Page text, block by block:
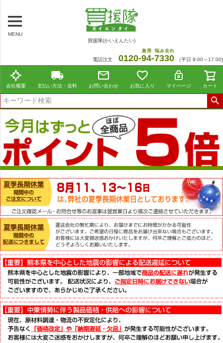
MENU
買援隊(かいえんたい)
電話注文 0120-94
急用
-7330
悩み去れ
（平日 9:00～17:00)
会社概要 支払い方法・送料 お問い合わせ お気に入り マイページ カート